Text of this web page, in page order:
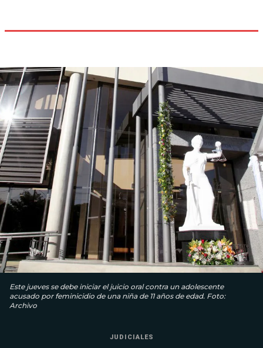
Este jueves se debe iniciar el juicio oral contra un adolescente
acusado por feminicidio de una niña de 11 años de edad. Foto:
Archivo
JUDICIALES